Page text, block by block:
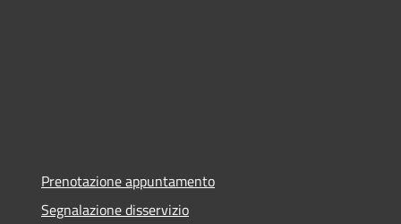
Prenotazione appuntamento
Segnalazione disservizio